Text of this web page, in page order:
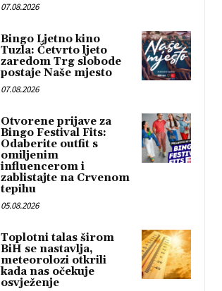
07.08.2026
Bingo Ljetno kino
Tuzla: Četvrto ljeto
zaredom Trg slobode
postaje Naše mjesto
07.08.2026
Otvorene prijave za
Bingo Festival Fits:
Odaberite outfit s
omiljenim
influencerom i
zablistajte na Crvenom
tepihu
05.08.2026
Toplotni talas širom
BiH se nastavlja,
meteorolozi otkrili
kada nas očekuje
osvježenje